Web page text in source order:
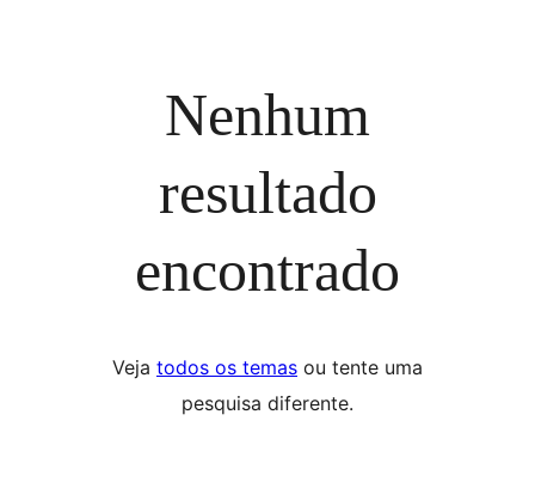
Nenhum
resultado
encontrado
Veja todos os temas ou tente uma
pesquisa diferente.